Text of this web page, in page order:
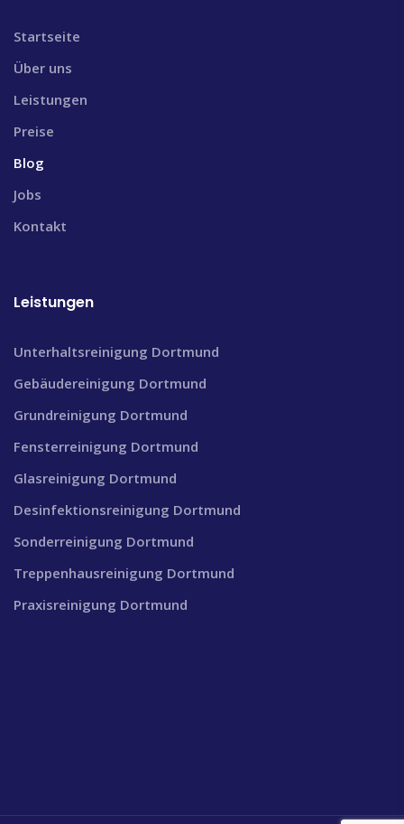
Startseite
Über uns
Leistungen
Preise
Blog
Jobs
Kontakt
Leistungen
Unterhaltsreinigung Dortmund
Gebäudereinigung Dortmund
Grundreinigung Dortmund
Fensterreinigung Dortmund
Glasreinigung Dortmund
Desinfektionsreinigung Dortmund
Sonderreinigung Dortmund
Treppenhausreinigung Dortmund
Praxisreinigung Dortmund